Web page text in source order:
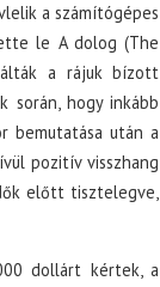
a számítógépes
le A dolog (The
a rájuk bízott
hogy inkább
bemutatása után a
pozitív visszhang
előtt tisztelegve,
dollárt kértek, a